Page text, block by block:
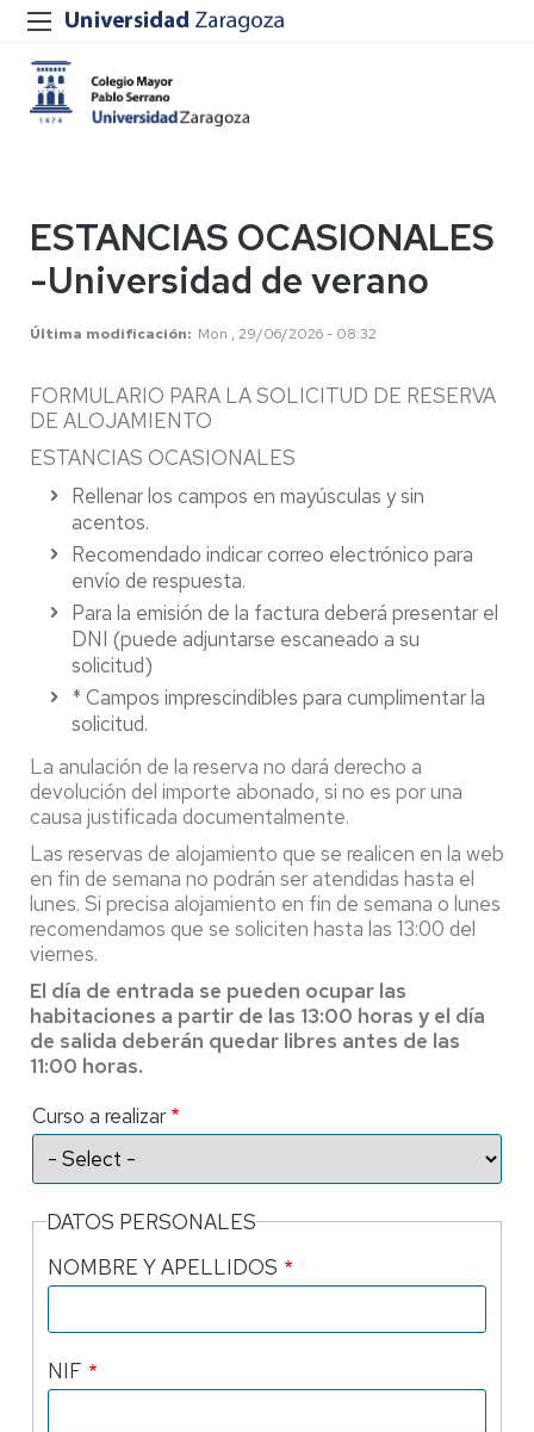
ESTANCIAS OCASIONALES
-Universidad de verano
Última modificación Mon , 29/06/2026 - 08:32
FORMULARIO PARA LA SOLICITUD DE RESERVA
DE ALOJAMIENTO
ESTANCIAS OCASIONALES
Rellenar los campos en mayúsculas y sin
acentos.
Recomendado indicar correo electrónico para
envío de respuesta.
Para la emisión de la factura deberá presentar el
DNI (puede adjuntarse escaneado a su
solicitud)
* Campos imprescindibles para cumplimentar la
solicitud.
La anulación de la reserva no dará derecho a
devolución del importe abonado, si no es por una
causa justificada documentalmente.
Las reservas de alojamiento que se realicen en la web
en fin de semana no podrán ser atendidas hasta el
lunes. Si precisa alojamiento en fin de semana o lunes
recomendamos que se soliciten hasta las 13:00 del
viernes.
El día de entrada se pueden ocupar las
habitaciones a partir de las 13:00 horas y el día
de salida deberán quedar libres antes de las
11:00 horas.
Curso a realizar
DATOS PERSONALES
NOMBRE Y APELLIDOS
NIF